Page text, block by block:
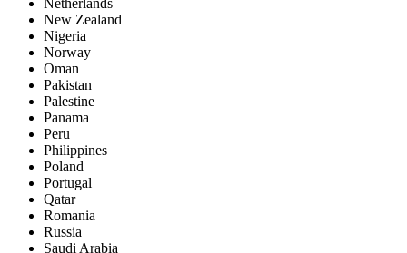
Netherlands
New Zealand
Nigeria
Norway
Oman
Pakistan
Palestine
Panama
Peru
Philippines
Poland
Portugal
Qatar
Romania
Russia
Saudi Arabia